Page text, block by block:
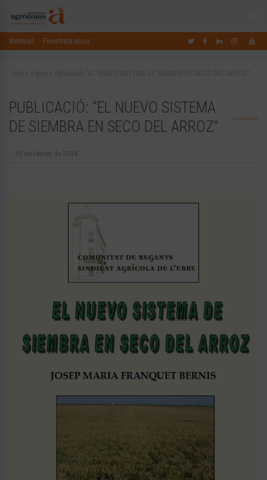
Webmail Finestreta única
Inici Àgora Publicació: “EL NUEVO SISTEMA DE SIEMBRA EN SECO DEL ARROZ”
PUBLICACIÓ: “EL NUEVO SISTEMA
DE SIEMBRA EN SECO DEL ARROZ”
20 de febrer de 2018